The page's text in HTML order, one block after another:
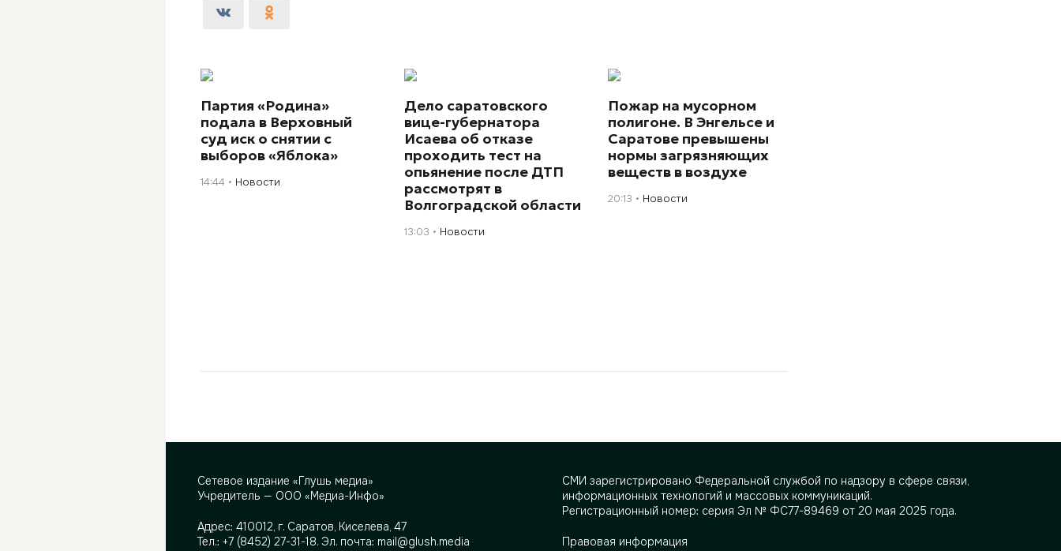
Партия «Родина»
подала в Верховный
суд иск о снятии с
выборов «Яблока»
14:44 Новости
Дело саратовского
вице-губернатора
Исаева об отказе
проходить тест на
опьянение после ДТП
рассмотрят в
Волгоградской области
13:03 Новости
Пожар на мусорном
полигоне. В Энгельсе и
Саратове превышены
нормы загрязняющих
веществ в воздухе
20:13 Новости
Сетевое издание «Глушь медиа»
Учредитель — ООО «Медиа-Инфо»
Адрес: 410012, г. Саратов, Киселева, 47
Тел.: +7 (8452) 27-31-18. Эл. почта: mail@glush.media
СМИ зарегистрировано Федеральной службой по надзору в сфере связи,
информационных технологий и массовых коммуникаций.
Регистрационный номер: серия Эл № ФС77-89469 от 20 мая 2025 года.
Правовая информация